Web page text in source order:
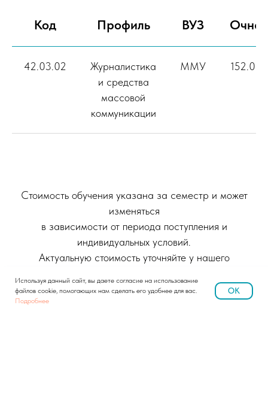
Код Профиль ВУЗ Очная
42.03.02
Журналистика
и средства
массовой
коммуникации
ММУ 152.000
Стоимость обучения указана за семестр и может
изменяться
в зависимости от периода поступления и
индивидуальных условий.
Актуальную стоимость уточняйте у нашего
Получить консультацию
Используя данный сайт, вы даете согласие на использование
файлов cookie, помогающих нам сделать его удобнее для вас.
Подробнее
OK